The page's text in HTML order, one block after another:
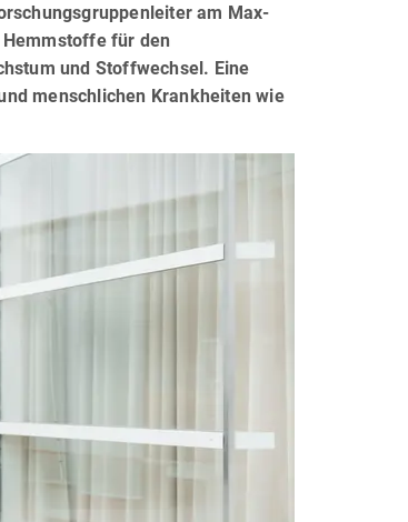
am Max-
für den
und Stoffwechsel. Eine
menschlichen Krankheiten wie